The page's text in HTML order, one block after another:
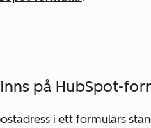
på HubSpot-
i ett formulärs